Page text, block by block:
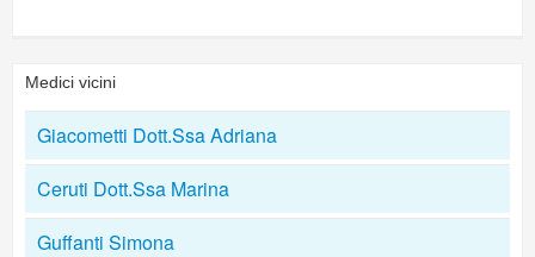
Medici vicini
Giacometti Dott.Ssa Adriana
Ceruti Dott.Ssa Marina
Guffanti Simona